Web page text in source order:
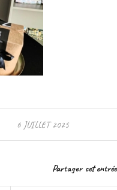
6 JUILLET 2025
Partager cet entrée